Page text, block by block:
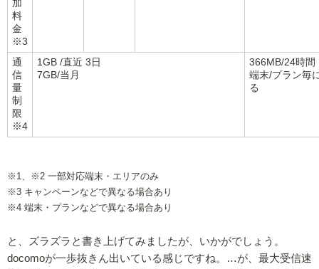
加
料
金
※3
通
信
量
制
限
※4
1GB /直近 3日
7GB/当月
366MB/24時間
端末/プラン毎
る
※1、※2 一部対応端末・エリアのみ
※3 キャンペーンなどで異なる場合あり
※4 端末・プランなどで異なる場合あり
と、ズラズラと書き上げてみましたが、いかがでしょう。
docomoが一歩抜きん出いている感じですね。…が、最大受信速